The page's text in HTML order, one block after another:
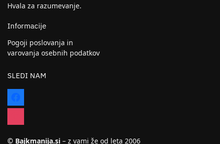
Hvala za razumevanje.
Informacije
Pogoji poslovanja in
varovanja osebnih podatkov
SLEDI NAM
© Bajkmanija.si – z vami že od leta 2006